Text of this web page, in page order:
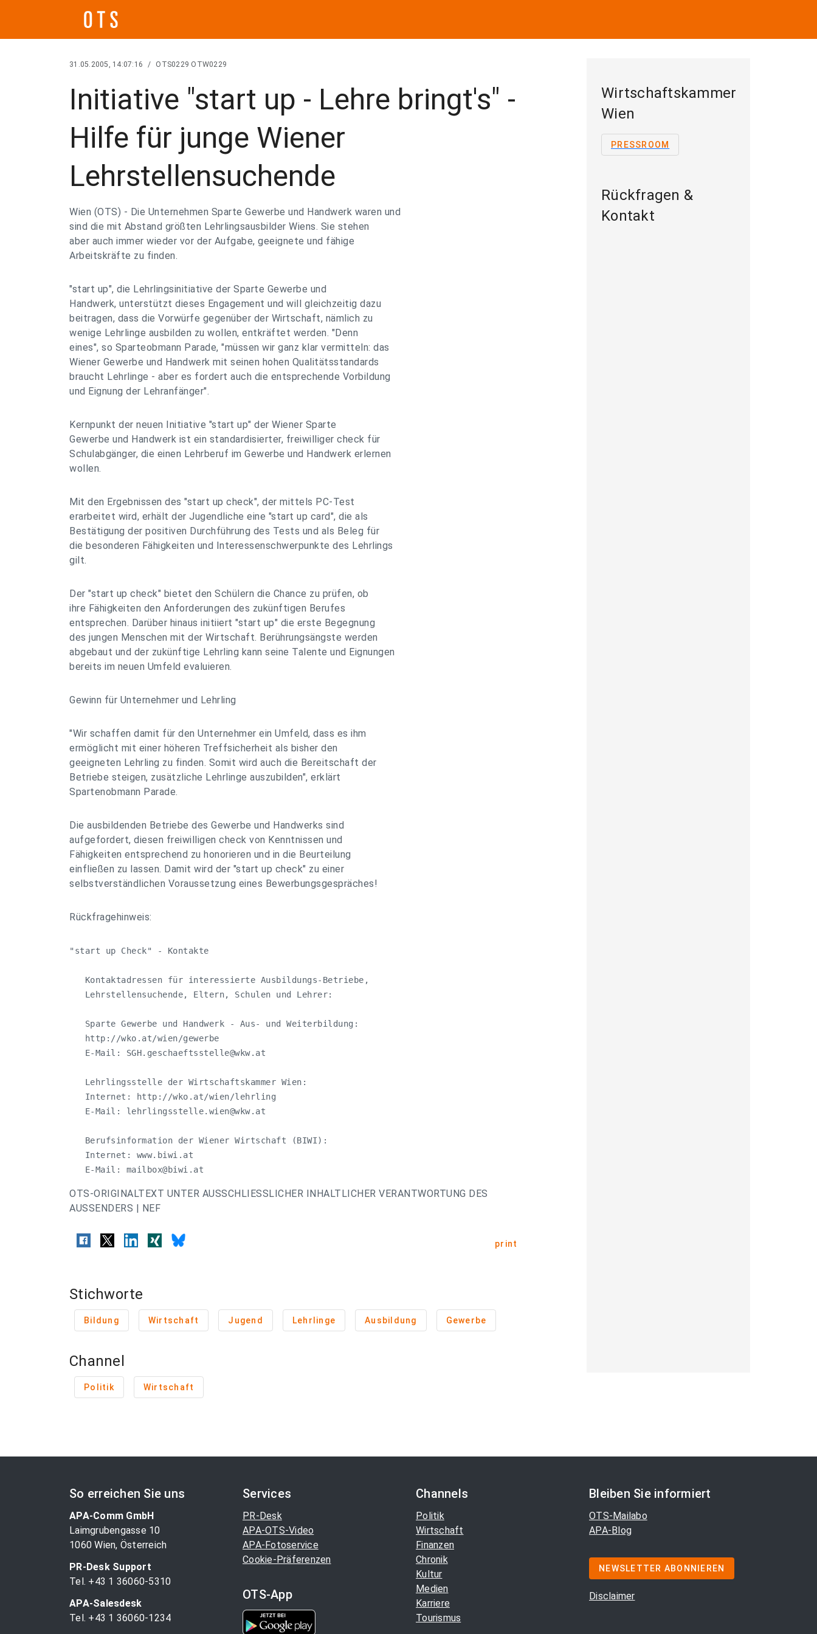
31.05.2005, 14:07:16 / OTS0229 OTW0229
Initiative "start up - Lehre bringt's" -
Hilfe für junge Wiener
Lehrstellensuchende
Wien (OTS) - Die Unternehmen Sparte Gewerbe und Handwerk waren und
sind die mit Abstand größten Lehrlingsausbilder Wiens. Sie stehen
aber auch immer wieder vor der Aufgabe, geeignete und fähige
Arbeitskräfte zu finden.
"start up", die Lehrlingsinitiative der Sparte Gewerbe und
Handwerk, unterstützt dieses Engagement und will gleichzeitig dazu
beitragen, dass die Vorwürfe gegenüber der Wirtschaft, nämlich zu
wenige Lehrlinge ausbilden zu wollen, entkräftet werden. "Denn
eines", so Sparteobmann Parade, "müssen wir ganz klar vermitteln: das
Wiener Gewerbe und Handwerk mit seinen hohen Qualitätsstandards
braucht Lehrlinge - aber es fordert auch die entsprechende Vorbildung
und Eignung der Lehranfänger".
Kernpunkt der neuen Initiative "start up" der Wiener Sparte
Gewerbe und Handwerk ist ein standardisierter, freiwilliger check für
Schulabgänger, die einen Lehrberuf im Gewerbe und Handwerk erlernen
wollen.
Mit den Ergebnissen des "start up check", der mittels PC-Test
erarbeitet wird, erhält der Jugendliche eine "start up card", die als
Bestätigung der positiven Durchführung des Tests und als Beleg für
die besonderen Fähigkeiten und Interessenschwerpunkte des Lehrlings
gilt.
Der "start up check" bietet den Schülern die Chance zu prüfen, ob
ihre Fähigkeiten den Anforderungen des zukünftigen Berufes
entsprechen. Darüber hinaus initiiert "start up" die erste Begegnung
des jungen Menschen mit der Wirtschaft. Berührungsängste werden
abgebaut und der zukünftige Lehrling kann seine Talente und Eignungen
bereits im neuen Umfeld evaluieren.
Gewinn für Unternehmer und Lehrling
"Wir schaffen damit für den Unternehmer ein Umfeld, dass es ihm
ermöglicht mit einer höheren Treffsicherheit als bisher den
geeigneten Lehrling zu finden. Somit wird auch die Bereitschaft der
Betriebe steigen, zusätzliche Lehrlinge auszubilden", erklärt
Spartenobmann Parade.
Die ausbildenden Betriebe des Gewerbe und Handwerks sind
aufgefordert, diesen freiwilligen check von Kenntnissen und
Fähigkeiten entsprechend zu honorieren und in die Beurteilung
einfließen zu lassen. Damit wird der "start up check" zu einer
selbstverständlichen Voraussetzung eines Bewerbungsgespräches!
Rückfragehinweis:
"start up Check" - Kontakte
   Kontaktadressen für interessierte Ausbildungs-Betriebe,
   Lehrstellensuchende, Eltern, Schulen und Lehrer:
   Sparte Gewerbe und Handwerk - Aus- und Weiterbildung:
   http://wko.at/wien/gewerbe
   E-Mail:
SGH.geschaeftsstelle@wkw.at
   Lehrlingsstelle der Wirtschaftskammer Wien:
   Internet: http://wko.at/wien/lehrling
   E-Mail:
lehrlingsstelle.wien@wkw.at
   Berufsinformation der Wiener Wirtschaft (BIWI):
   Internet: www.biwi.at
   E-Mail:
mailbox@biwi.at
OTS-ORIGINALTEXT UNTER AUSSCHLIESSLICHER INHALTLICHER VERANTWORTUNG DES
AUSSENDERS | NEF
print
Stichworte
Bildung Wirtschaft Jugend Lehrlinge Ausbildung Gewerbe
Channel
Politik Wirtschaft
Wirtschaftskammer
Wien
PRESSROOM
Rückfragen &
Kontakt
So erreichen Sie uns
APA-Comm GmbH
Laimgrubengasse 10
1060 Wien, Österreich
PR-Desk Support
Tel. +43 1 36060-5310
APA-Salesdesk
Tel. +43 1 36060-1234
Services
PR-Desk
APA-OTS-Video
APA-Fotoservice
Cookie-Präferenzen
OTS-App
Channels
Politik
Wirtschaft
Finanzen
Chronik
Kultur
Medien
Karriere
Tourismus
Bleiben Sie informiert
OTS-Mailabo
APA-Blog
NEWSLETTER ABONNIEREN
Disclaimer